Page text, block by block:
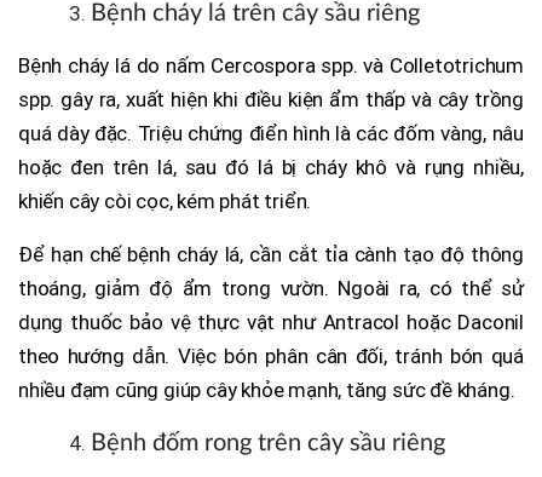
Bệnh cháy lá trên cây sầu riêng
Bệnh cháy lá do nấm Cercospora spp. và Colletotrichum
spp. gây ra, xuất hiện khi điều kiện ẩm thấp và cây trồng
quá dày đặc. Triệu chứng điển hình là các đốm vàng, nâu
hoặc đen trên lá, sau đó lá bị cháy khô và rụng nhiều,
khiến cây còi cọc, kém phát triển.
Để hạn chế bệnh cháy lá, cần cắt tỉa cành tạo độ thông
thoáng, giảm độ ẩm trong vườn. Ngoài ra, có thể sử
dụng thuốc bảo vệ thực vật như Antracol hoặc Daconil
theo hướng dẫn. Việc bón phân cân đối, tránh bón quá
nhiều đạm cũng giúp cây khỏe mạnh, tăng sức đề kháng.
Bệnh đốm rong trên cây sầu riêng